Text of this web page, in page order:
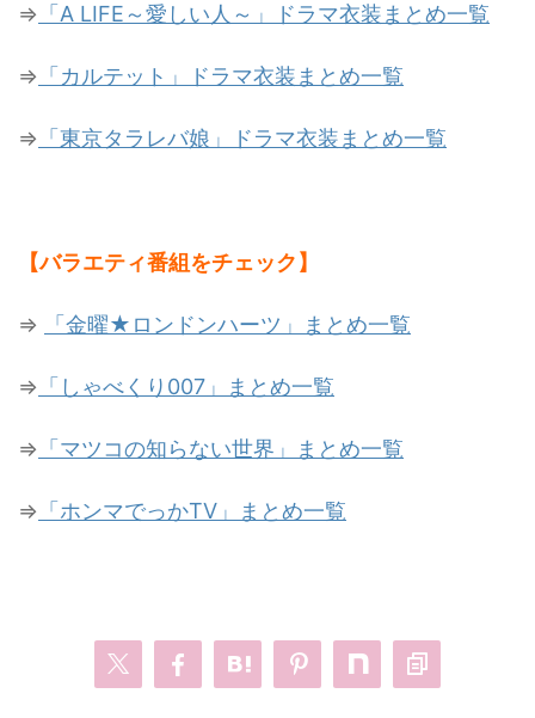
⇒ 「A LIFE～愛しい人～」ドラマ衣装まとめ一覧
⇒ 「カルテット」ドラマ衣装まとめ一覧
⇒ 「東京タラレバ娘」ドラマ衣装まとめ一覧
【バラエティ番組をチェック】
⇒ 「金曜★ロンドンハーツ」まとめ一覧
⇒ 「しゃべくり007」まとめ一覧
⇒ 「マツコの知らない世界」まとめ一覧
⇒ 「ホンマでっかTV」まとめ一覧